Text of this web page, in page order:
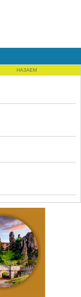
НАЗАЕМ